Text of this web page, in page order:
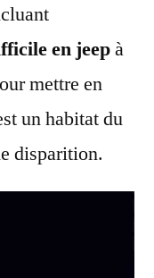
en jeepà
mettre en
un habitat du
disparition.